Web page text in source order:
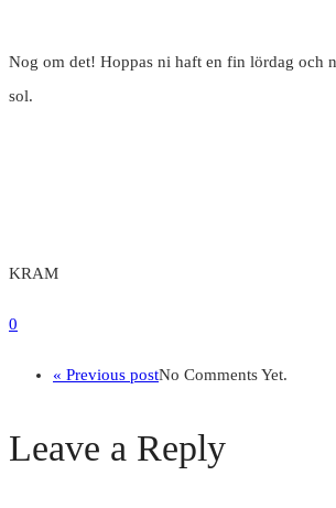
Nog om det! Hoppas ni haft en fin lördag och
sol.
KRAM
0
« Previous postNo Comments Yet.
Leave a Reply